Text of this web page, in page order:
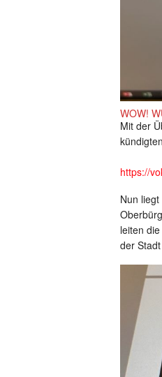
WOW!
Mit der
https://
Nun
leiten
der